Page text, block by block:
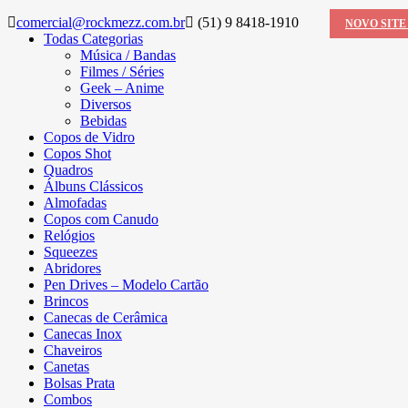
comercial@rockmezz.com.br (51) 9 8418-1910 NOVO SITE
Todas Categorias
Música / Bandas
Filmes / Séries
Geek – Anime
Diversos
Bebidas
Copos de Vidro
Copos Shot
Quadros
Álbuns Clássicos
Almofadas
Copos com Canudo
Relógios
Squeezes
Abridores
Pen Drives – Modelo Cartão
Brincos
Canecas de Cerâmica
Canecas Inox
Chaveiros
Canetas
Bolsas Prata
Combos